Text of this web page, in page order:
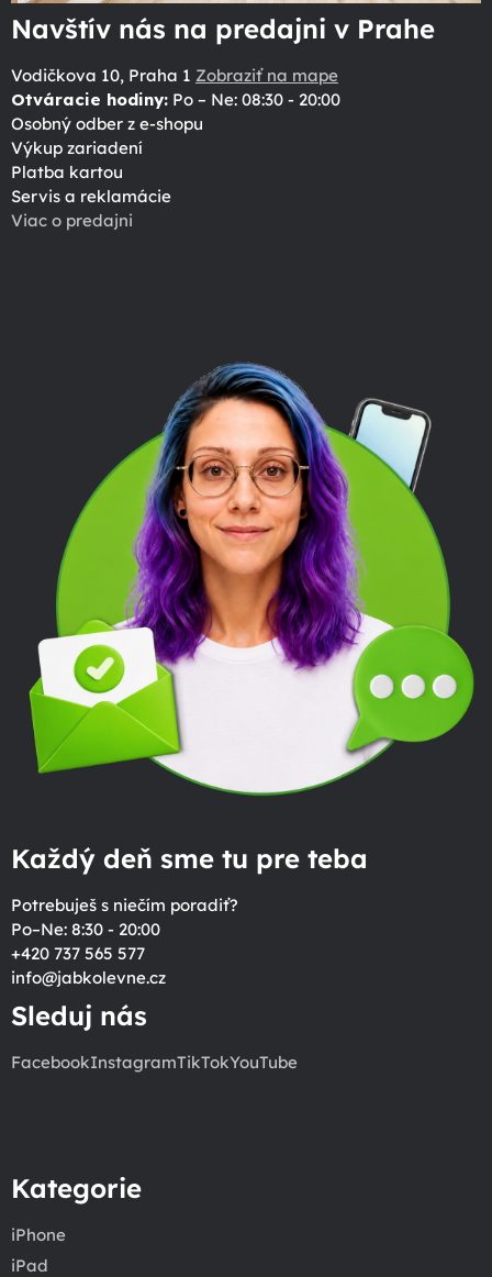
Navštív nás na predajni v Prahe
Vodičkova 10, Praha 1 Zobraziť na mape
Otváracie hodiny: Po – Ne: 08:30 - 20:00
Osobný odber z e-shopu
Výkup zariadení
Platba kartou
Servis a reklamácie
Viac o predajni
Každý deň sme tu pre teba
Potrebuješ s niečím poradiť?
Po–Ne: 8:30 - 20:00
+420 737 565 577
info@jabkolevne.cz
Sleduj nás
FacebookInstagramTikTokYouTube
Kategorie
iPhone
iPad